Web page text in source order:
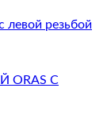
ORAS С